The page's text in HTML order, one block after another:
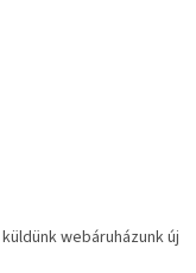
webáruházunk új